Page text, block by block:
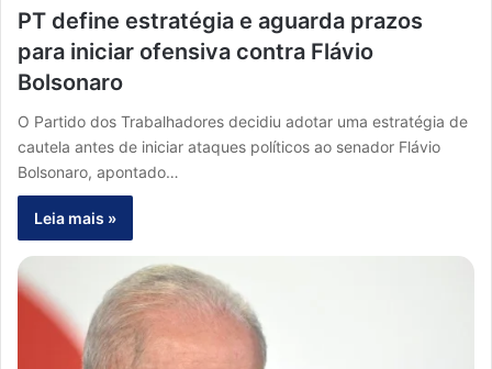
PT define estratégia e aguarda prazos
para iniciar ofensiva contra Flávio
Bolsonaro
O Partido dos Trabalhadores decidiu adotar uma estratégia de
cautela antes de iniciar ataques políticos ao senador Flávio
Bolsonaro, apontado…
Leia mais »